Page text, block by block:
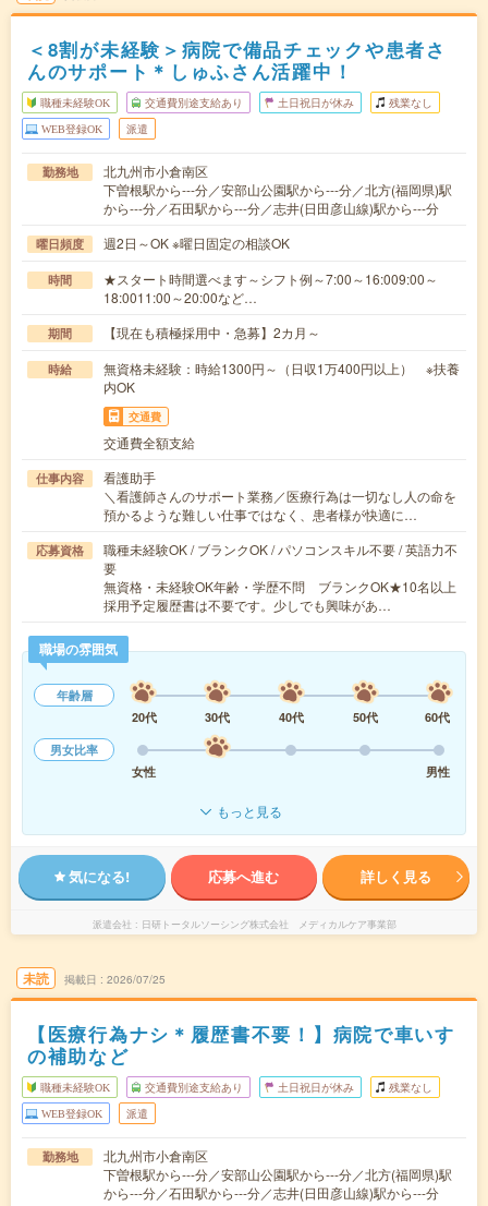
＜8割が未経験＞病院で備品チェックや患者さ
んのサポート＊しゅふさん活躍中！
職種未経験OK 交通費別途支給あり 土日祝日が休み 残業なし
WEB登録OK 派遣
勤務地
北九州市小倉南区
下曽根駅から---分／安部山公園駅から---分／北方(福岡県)駅
から---分／石田駅から---分／志井(日田彦山線)駅から---分
曜日頻度 週2日～OK ※曜日固定の相談OK
時間
★スタート時間選べます～シフト例～7:00～16:009:00～
18:0011:00～20:00など…
期間 【現在も積極採用中・急募】2カ月～
時給
無資格未経験：時給1300円～（日収1万400円以上） ※扶養
内OK
交通費
交通費全額支給
仕事内容
看護助手
＼看護師さんのサポート業務／医療行為は一切なし人の命を
預かるような難しい仕事ではなく、患者様が快適に…
応募資格
職種未経験OK / ブランクOK / パソコンスキル不要 / 英語力不
要
無資格・未経験OK年齢・学歴不問 ブランクOK★10名以上
採用予定履歴書は不要です。少しでも興味があ…
職場の雰囲気
年齢層
20代
30代 40代 50代
60代
男女比率
女性
男性
もっと見る
気になる! 応募へ進む 詳しく見る
派遣会社 日研トータルソーシング株式会社 メディカルケア事業部
未読 掲載日 2026/07/25
【医療行為ナシ＊履歴書不要！】病院で車いす
の補助など
職種未経験OK 交通費別途支給あり 土日祝日が休み 残業なし
WEB登録OK 派遣
勤務地
北九州市小倉南区
下曽根駅から---分／安部山公園駅から---分／北方(福岡県)駅
から---分／石田駅から---分／志井(日田彦山線)駅から---分